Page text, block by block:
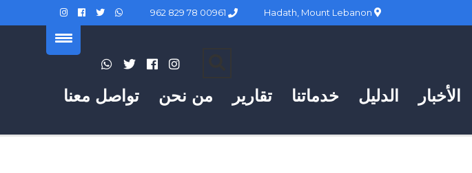
تواصل معنا من نحن تقارير خدماتنا الدليل الأخبار